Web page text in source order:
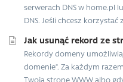
serwerach DNS w home.pl
DNS. Jeśli chcesz korzystać
Jak usunąć rekord ze
Rekordy domeny
domenie”. Za każdym
Twoją stronę WWW albo